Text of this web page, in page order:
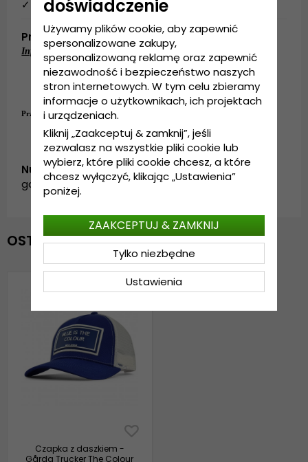
✓ 14 dni na anulowanie zamówienia.
Produktbeskrivning
Informacje szczegółowe:
Wykonane z: PCV/bawełny/nylonu
Rozmiar uniwersalny
Regulacja z tyłu czapki
Przewodnik po rozmiarach:
Numer artykułu:
garda.trucker.thecolour.blue/white
OSTATNIO OGLĄDANE
Czapka z daszkiem -
Gårda Trucker The Colour
doświadczenie
Używamy plików cookie, aby zapewnić
spersonalizowane zakupy,
spersonalizowaną reklamę oraz zapewnić
niezawodność i bezpieczeństwo naszych
stron internetowych. W tym celu zbieramy
informacje o użytkownikach, ich projektach
i urządzeniach.
Kliknij „Zaakceptuj & zamknij”, jeśli
zezwalasz na wszystkie pliki cookie lub
wybierz, które pliki cookie chcesz, a które
chcesz wyłączyć, klikając „Ustawienia”
poniżej.
Ustawienia
Tylko niezbędne
ZAAKCEPTUJ & ZAMKNIJ